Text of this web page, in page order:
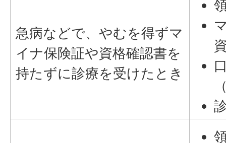
急病などで、やむを得ずマ
イナ保険証や資格確認書を
持たずに診療を受けたとき